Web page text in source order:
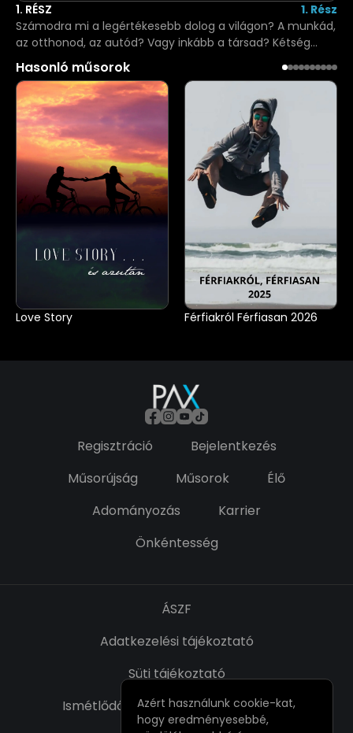
1. RÉSZ
1. Rész
Számodra mi a legértékesebb dolog a világon? A munkád,
az otthonod, az autód? Vagy inkább a társad? Kétség
nélkül az ember! Az ember élete! Mégis, az ember élete
ellen folyik a legkomolyabb támadás! Tudtad, hogy a
megfogant gyermekek közel felét meggyilkoljuk az
anyaméhben? Ez másodpercenként két élet… Ez a szám
olyan nagy, hogy szegről-végről mindnyájan érintettek
vagyunk.
Hasonló műsorok
Love Story Férfiakról Férfiasan 2026
Regisztráció
Bejelentkezés
Műsorújság
Műsorok
Élő
Adományozás
Karrier
Önkéntesség
ÁSZF
Adatkezelési tájékoztató
Süti tájékoztató
Ismétlődő fizetésről szóló nyilatkozat
Azért használunk cookie-kat,
hogy eredményesebbé,